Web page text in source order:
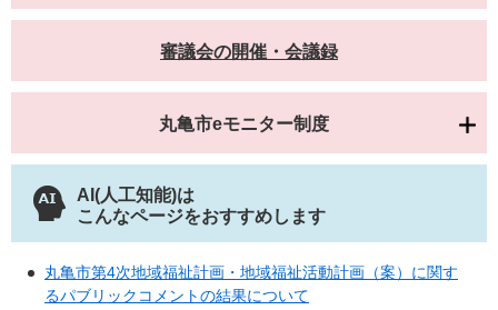
審議会の開催・会議録
丸亀市eモニター制度
AI(人工知能)は
こんなページをおすすめします
丸亀市第4次地域福祉計画・地域福祉活動計画（案）に関す
るパブリックコメントの結果について